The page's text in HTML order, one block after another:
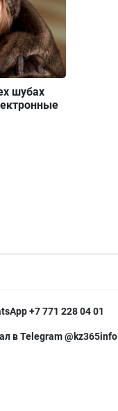
шубах
+7 771 228 04 01
в Telegram @kz365info